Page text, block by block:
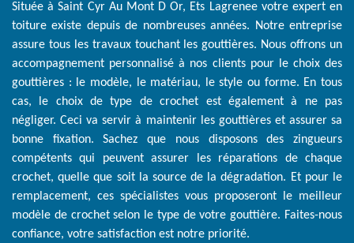
Située à Saint Cyr Au Mont D Or, Ets Lagrenee votre expert en
toiture existe depuis de nombreuses années. Notre entreprise
assure tous les travaux touchant les gouttières. Nous offrons un
accompagnement personnalisé à nos clients pour le choix des
gouttières : le modèle, le matériau, le style ou forme. En tous
cas, le choix de type de crochet est également à ne pas
négliger. Ceci va servir à maintenir les gouttières et assurer sa
bonne fixation. Sachez que nous disposons des zingueurs
compétents qui peuvent assurer les réparations de chaque
crochet, quelle que soit la source de la dégradation. Et pour le
remplacement, ces spécialistes vous proposeront le meilleur
modèle de crochet selon le type de votre gouttière. Faites-nous
confiance, votre satisfaction est notre priorité.